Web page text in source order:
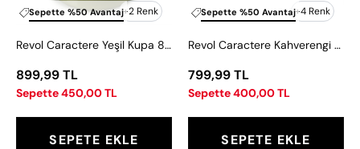
+2 Renk
Sepette %50 Avantaj
Revol Caractere Yeşil Kupa 80 ml
899,99 TL
Sepette 450,00 TL
SEPETE EKLE
+4 Renk
Sepette %50 Avantaj
Revol Caractere Kahverengi Fincan Tabağı 13x8 cm
799,99 TL
Sepette 400,00 TL
SEPETE EKLE